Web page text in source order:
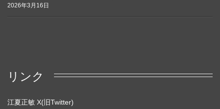
2026年3月16日
リンク
江夏正敏 X(旧Twitter)